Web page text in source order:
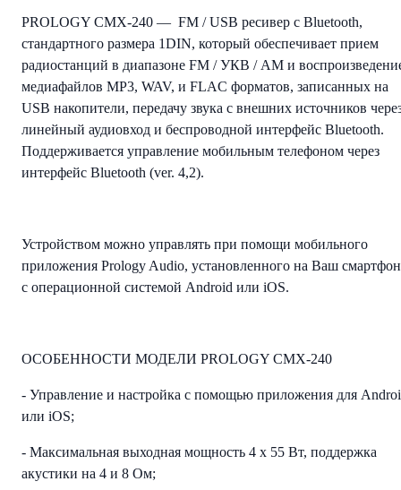
PROLOGY CMX-240 — FM / USB ресивер с Bluetooth,
стандартного размера 1DIN, который обеспечивает прием
радиостанций в диапазоне FM / УКВ / AM и
медиафайлов MP3, WAV, и FLAC форматов, записанных на
USB накопители, передачу звука с внешних источников
линейный аудиовход и беспроводной интерфейс Bluetooth.
Поддерживается управление мобильным телефоном через
интерфейс Bluetooth (ver. 4,2).
Устройством можно управлять при помощи мобильного
приложения Prology Audio, установленного на Ваш смартфон
с операционной системой Android или iOS.
ОСОБЕННОСТИ МОДЕЛИ PROLOGY CMX-240
- Управление и настройка с помощью приложения для
или iOS;
- Максимальная выходная мощность 4 х 55 Вт, поддержка
акустики на 4 и 8 Ом;